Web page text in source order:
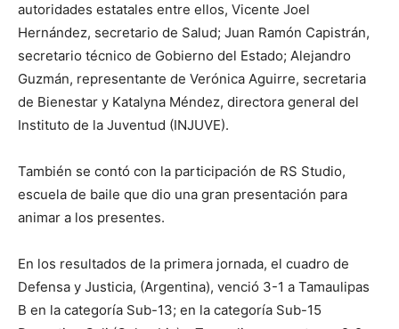
autoridades estatales entre ellos, Vicente Joel
Hernández, secretario de Salud; Juan Ramón Capistrán,
secretario técnico de Gobierno del Estado; Alejandro
Guzmán, representante de Verónica Aguirre, secretaria
de Bienestar y Katalyna Méndez, directora general del
Instituto de la Juventud (INJUVE).
También se contó con la participación de RS Studio,
escuela de baile que dio una gran presentación para
animar a los presentes.
En los resultados de la primera jornada, el cuadro de
Defensa y Justicia, (Argentina), venció 3-1 a Tamaulipas
B en la categoría Sub-13; en la categoría Sub-15